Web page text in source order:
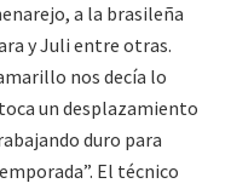
a la brasileña
y Juli entre otras.
nos decía lo
un desplazamiento
duro para
El técnico